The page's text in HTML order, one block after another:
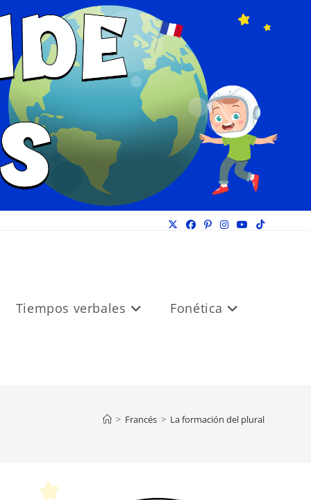
Tiempos verbales Fonética
> Francés > La formación del plural